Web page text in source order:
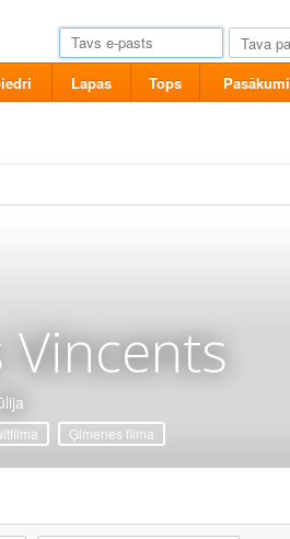
Lapas Tops Pasākumi
Vincents
Ģimenes filma